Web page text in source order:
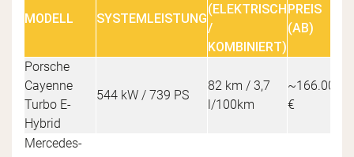
MODELL SYSTEMLEISTUNG
(ELEKTRISCH
/
KOMBINIERT)
PREIS
(AB)
Porsche
Cayenne
Turbo E-
Hybrid
544 kW / 739 PS
82 km / 3,7
l/100km
~166.000
€
Mercedes-